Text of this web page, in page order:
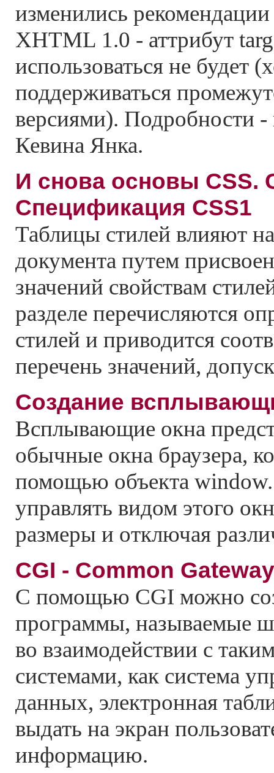
изменились
XHTML 1.0 - аттрибут
использоваться не будет
поддерживаться
версиями). Подробности -
Кевина Янка.
И снова основы CSS.
Спецификация CSS1
Таблицы стилей влияют
документа путем
значений свойствам
разделе перечисляются
стилей и приводится
перечень значений,
Создание
Всплывающие окна
обычные окна браузера,
помощью объекта
управлять видом этого
размеры и отключая
CGI - Common
С помощью CGI можно
программы, называемые
во взаимодействии с
системами, как система
данных, электронная
выдать на экран
информацию.